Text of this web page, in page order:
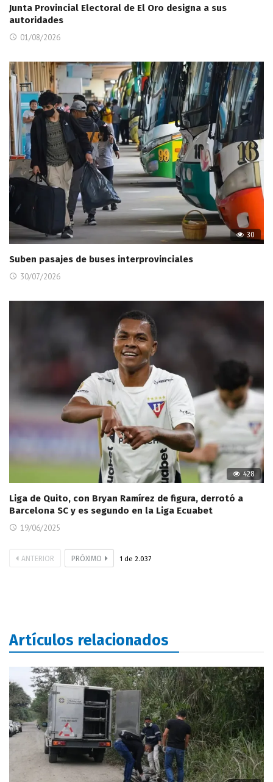
Junta Provincial Electoral de El Oro designa a sus
autoridades
01/08/2026
30
Suben pasajes de buses interprovinciales
30/07/2026
428
Liga de Quito, con Bryan Ramírez de figura, derrotó a
Barcelona SC y es segundo en la Liga Ecuabet
19/06/2025
ANTERIOR PRÓXIMO 1 de 2.037
Artículos relacionados